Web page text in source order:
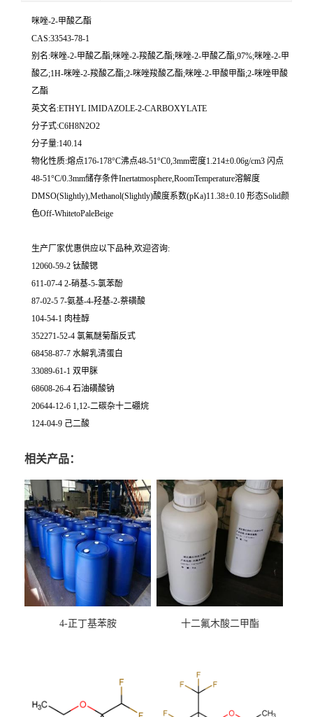
咪唑-2-甲酸乙酯
CAS:33543-78-1
别名:咪唑-2-甲酸乙酯;咪唑-2-羧酸乙酯;咪唑-2-甲酸乙酯,97%;咪唑-2-甲
酸乙;1H-咪唑-2-羧酸乙酯;2-咪唑羧酸乙酯;咪唑-2-甲酸甲酯;2-咪唑甲酸
乙酯
英文名:ETHYL IMIDAZOLE-2-CARBOXYLATE
分子式:C6H8N2O2
分子量:140.14
物化性质:熔点176-178°C沸点48-51°C0,3mm密度1.214±0.06g/cm3 闪点
48-51°C/0.3mm储存条件Inertatmosphere,RoomTemperature溶解度
DMSO(Slightly),Methanol(Slightly)酸度系数(pKa)11.38±0.10 形态Solid颜
色Off-WhitetoPaleBeige
生产厂家优惠供应以下品种,欢迎咨询:
12060-59-2 钛酸锶
611-07-4 2-硝基-5-氯苯酚
87-02-5 7-氨基-4-羟基-2-萘磺酸
104-54-1 肉桂醇
352271-52-4 氯氟醚菊酯反式
68458-87-7 水解乳清蛋白
33089-61-1 双甲脒
68608-26-4 石油磺酸钠
20644-12-6 1,12-二碳杂十二硼烷
124-04-9 己二酸
相关产品：
4-正丁基苯胺 十二氟木酸二甲酯